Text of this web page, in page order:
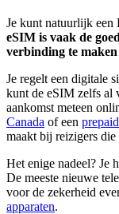
Je kunt natuurlijk een
eSIM is vaak de
verbinding te
Je regelt een digitale
kunt de eSIM zelfs al
aankomst meteen
Canada of een
maakt bij reizigers
Het enige nadeel? Je
De meeste nieuwe
voor de zekerheid
apparaten.